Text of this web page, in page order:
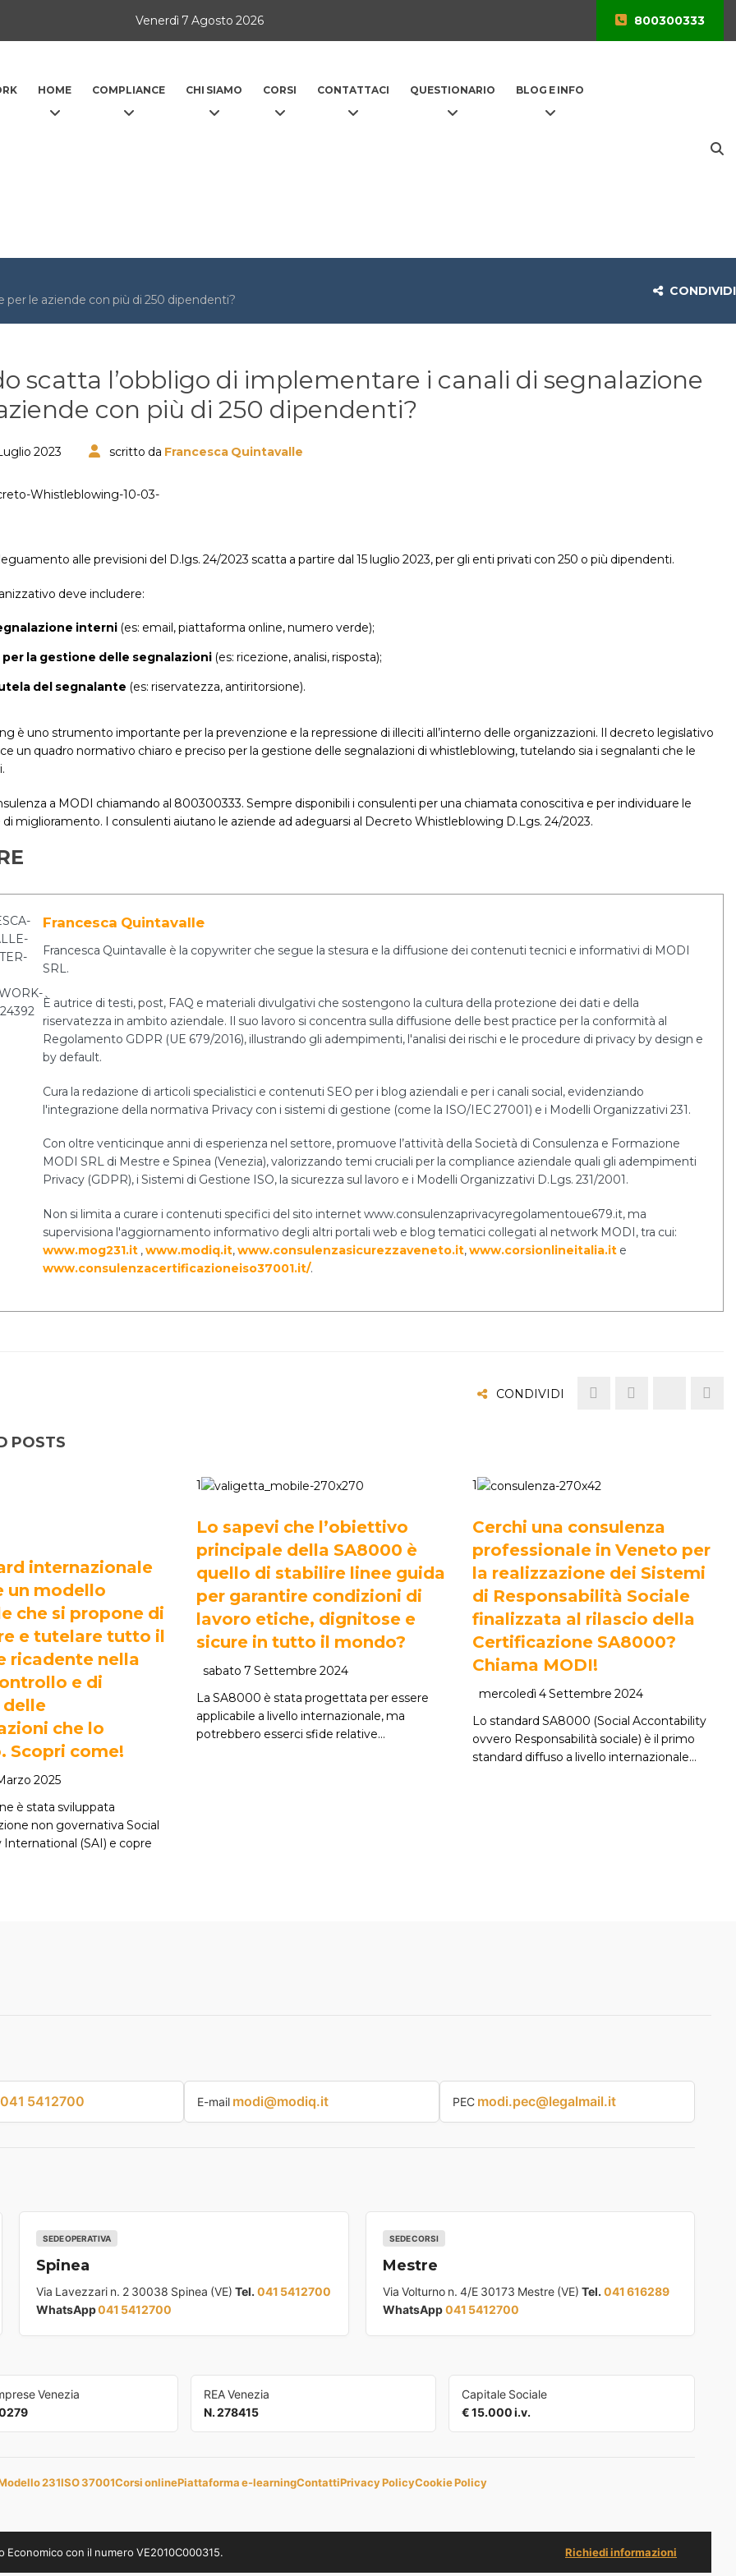
Venerdì 7 Agosto 2026 800300333
HOME COMPLIANCE CHI SIAMO CORSI CONTATTACI QUESTIONARIO BLOG E INFO
le aziende con più di 250 dipendenti?
CONDIVIDI
scatta l’obbligo di implementare i canali di segnalazione
con più di 250 dipendenti?
2023 scritto da Francesca Quintavalle
alle previsioni del D.lgs. 24/2023 scatta a partire dal 15 luglio 2023, per gli enti privati con 250 o più dipendenti.
deve includere:
interni (es: email, piattaforma online, numero verde);
la gestione delle segnalazioni (es: ricezione, analisi, risposta);
del segnalante (es: riservatezza, antiritorsione).
è uno strumento importante per la prevenzione e la repressione di illeciti all’interno delle organizzazioni. Il decreto legislativo
un quadro normativo chiaro e preciso per la gestione delle segnalazioni di whistleblowing, tutelando sia i segnalanti che le
a MODI chiamando al 800300333. Sempre disponibili i consulenti per una chiamata conoscitiva e per individuare le
miglioramento. I consulenti aiutano le aziende ad adeguarsi al Decreto Whistleblowing D.Lgs. 24/2023.
Francesca Quintavalle
Francesca Quintavalle è la copywriter che segue la stesura e la diffusione dei contenuti tecnici e informativi di MODI
SRL.
È autrice di testi, post, FAQ e materiali divulgativi che sostengono la cultura della protezione dei dati e della
riservatezza in ambito aziendale. Il suo lavoro si concentra sulla diffusione delle best practice per la conformità al
Regolamento GDPR (UE 679/2016), illustrando gli adempimenti, l'analisi dei rischi e le procedure di privacy by design e
by default.
Cura la redazione di articoli specialistici e contenuti SEO per i blog aziendali e per i canali social, evidenziando
l'integrazione della normativa Privacy con i sistemi di gestione (come la ISO/IEC 27001) e i Modelli Organizzativi 231.
Con oltre venticinque anni di esperienza nel settore, promuove l’attività della Società di Consulenza e Formazione
MODI SRL di Mestre e Spinea (Venezia), valorizzando temi cruciali per la compliance aziendale quali gli adempimenti
Privacy (GDPR), i Sistemi di Gestione ISO, la sicurezza sul lavoro e i Modelli Organizzativi D.Lgs. 231/2001.
Non si limita a curare i contenuti specifici del sito internet www.consulenzaprivacyregolamentoue679.it, ma
supervisiona l'aggiornamento informativo degli altri portali web e blog tematici collegati al network MODI, tra cui:
www.mog231.it ,www.modiq.it,www.consulenzasicurezzaveneto.it,www.corsionlineitalia.it e
www.consulenzacertificazioneiso37001.it/.
CONDIVIDI
POSTS
internazionale
un modello
che si propone di
e tutelare tutto il
ricadente nella
e di
delle
che lo
Scopri come!
2025
è stata sviluppata
non governativa Social
(SAI) e copre
1
Lo sapevi che l’obiettivo
principale della SA8000 è
quello di stabilire linee guida
per garantire condizioni di
lavoro etiche, dignitose e
sicure in tutto il mondo?
sabato 7 Settembre 2024
La SA8000 è stata progettata per essere
applicabile a livello internazionale, ma
potrebbero esserci sfide relative…
1
Cerchi una consulenza
professionale in Veneto per
la realizzazione dei Sistemi
di Responsabilità Sociale
finalizzata al rilascio della
Certificazione SA8000?
Chiama MODI!
mercoledì 4 Settembre 2024
Lo standard SA8000 (Social Accontability
ovvero Responsabilità sociale) è il primo
standard diffuso a livello internazionale…
041 5412700 E-mail modi@modiq.it PEC modi.pec@legalmail.it
SEDE OPERATIVA
Spinea
Via Lavezzari n. 2 30038 Spinea (VE)Tel. 041 5412700
WhatsApp041 5412700
SEDE CORSI
Mestre
Via Volturno n. 4/E 30173 Mestre (VE) Tel. 041 616289
WhatsApp041 5412700
Venezia
REA Venezia
N. 278415
Capitale Sociale
€ 15.000 i.v.
231ISO 37001Corsi onlinePiattaforma e-learningContattiPrivacy PolicyCookie Policy
con il numero VE2010C000315. Richiedi informazioni